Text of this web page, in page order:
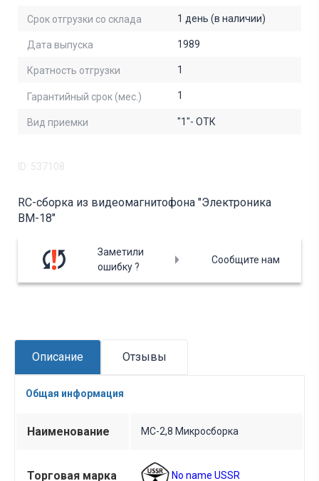
Срок отгрузки со склада 1 день (в наличии)
Дата выпуска 1989
Кратность отгрузки 1
Гарантийный срок (мес.) 1
Вид приемки "1"- ОТК
ID: 537108
RC-сборка из видеомагнитофона "Электроника
ВМ-18"
Заметили
ошибку ?
Сообщите нам
Описание Отзывы
Общая информация
Наименование МС-2,8 Микросборка
Торговая марка No name USSR